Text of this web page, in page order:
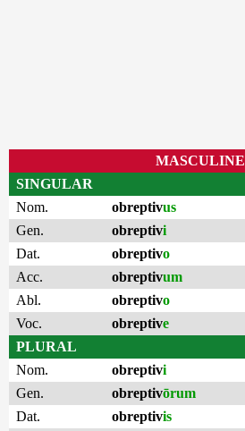
MASCULINE
SINGULAR
Nom.
obreptivus
Gen.
obreptivi
Dat.
obreptivo
Acc.
obreptivum
Abl.
obreptivo
Voc.
obreptive
PLURAL
Nom.
obreptivi
Gen.
obreptivōrum
Dat.
obreptivis